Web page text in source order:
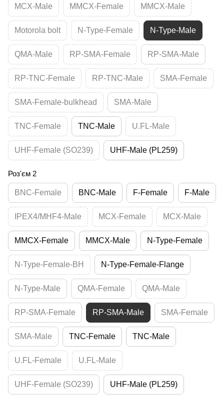
MCX-Male MMCX-Female MMCX-Male
Motorola bolt N-Type-Female N-Type-Male
QMA-Male RP-SMA-Female RP-SMA-Male
RP-TNC-Female RP-TNC-Male SMA-Female
SMA-Female-bulkhead SMA-Male
TNC-Female TNC-Male U.FL-Male
UHF-Female (SO239) UHF-Male (PL259)
Роз'єм 2
BNC-Female BNC-Male F-Female F-Male
IPEX4/MHF4-Male MCX-Female MCX-Male
MMCX-Female MMCX-Male N-Type-Female
N-Type-Female-BH N-Type-Female-Flange
N-Type-Male QMA-Female QMA-Male
RP-SMA-Female RP-SMA-Male SMA-Female
SMA-Male TNC-Female TNC-Male
U.FL-Female U.FL-Male
UHF-Female (SO239) UHF-Male (PL259)